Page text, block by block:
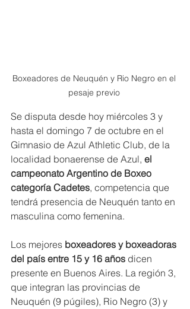
Boxeadores de Neuquén y Rio Negro en el
pesaje previo
Se disputa desde hoy miércoles 3 y
hasta el domingo 7 de octubre en el
Gimnasio de Azul Athletic Club, de la
localidad bonaerense de Azul, el
campeonato Argentino de Boxeo
categoría Cadetes, competencia que
tendrá presencia de Neuquén tanto en
masculina como femenina.
Los mejores boxeadores y boxeadoras
del país entre 15 y 16 años dicen
presente en Buenos Aires. La región 3,
que integran las provincias de
Neuquén (9 púgiles), Rio Negro (3) y